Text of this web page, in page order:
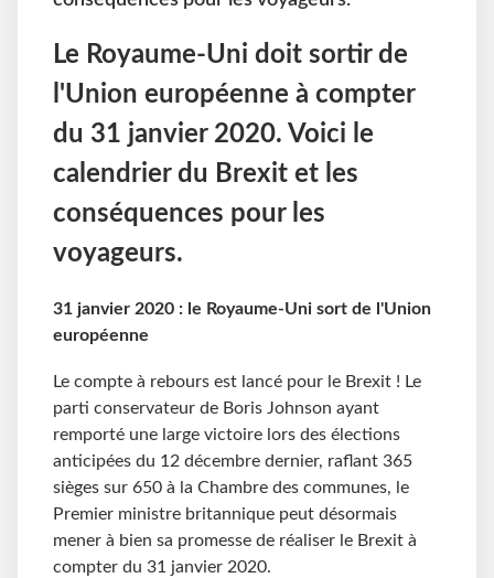
Le Royaume-Uni doit sortir de
l'Union européenne à compter
du 31 janvier 2020. Voici le
calendrier du Brexit et les
conséquences pour les
voyageurs.
31 janvier 2020 : le Royaume-Uni sort de l'Union
européenne
Le compte à rebours est lancé pour le Brexit ! Le
parti conservateur de Boris Johnson ayant
remporté une large victoire lors des élections
anticipées du 12 décembre dernier, raflant 365
sièges sur 650 à la Chambre des communes, le
Premier ministre britannique peut désormais
mener à bien sa promesse de réaliser le Brexit à
compter du 31 janvier 2020.